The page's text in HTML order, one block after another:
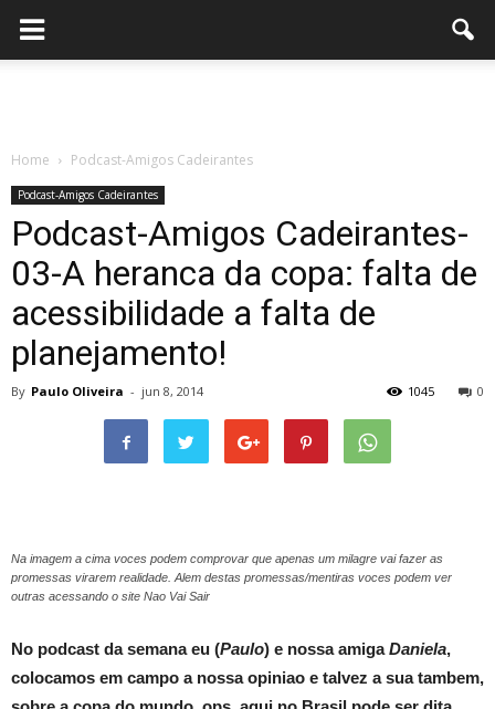
Home Podcast-Amigos Cadeirantes
Podcast-Amigos Cadeirantes
Podcast-Amigos Cadeirantes-
03-A heranca da copa: falta de
acessibilidade a falta de
planejamento!
By Paulo Oliveira - jun 8, 2014 0
1045
Na imagem a cima voces podem comprovar que apenas um milagre vai fazer as
promessas virarem realidade. Alem destas promessas/mentiras voces podem ver
outras acessando o site Nao Vai Sair
No podcast da semana eu (Paulo) e nossa amigaDaniela,
colocamos em campo a nossa opiniao e talvez a sua tambem,